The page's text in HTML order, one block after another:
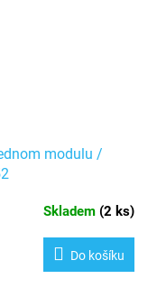
modulu /
Skladem (2 ks)
Do košíku